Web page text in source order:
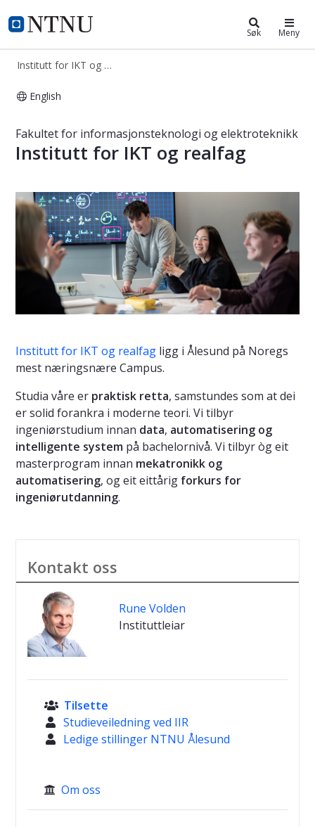
NTNU Hjemmeside
Institutt for IKT og realfag Søk Meny
Institutt for IKT og realfag
English
Fakultet for informasjonsteknologi og elektroteknikk
Institutt for IKT og realfag
Institutt for IKT og realfag ligg i Ålesund på Noregs
mest næringsnære Campus.
Studia våre er praktisk retta, samstundes som at dei
er solid forankra i moderne teori. Vi tilbyr
ingeniørstudium innan data, automatisering og
intelligente system på bachelornivå. Vi tilbyr òg eit
masterprogram innan mekatronikk og
automatisering, og eit eittårig forkurs for
ingeniørutdanning.
Kontakt oss
Rune Volden
Instituttleiar
 Tilsette
 Studieveiledning ved IIR
 Ledige stillinger NTNU Ålesund
 Om oss